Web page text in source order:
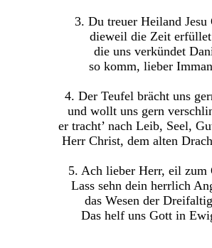
3. Du treuer Heiland Jesu
dieweil die Zeit
die uns verkündet
so komm, lieber
4. Der Teufel brächt uns
und wollt uns gern
er tracht’ nach Leib, Seel,
Herr Christ, dem alten
5. Ach lieber Herr, eil zum
Lass sehn dein herrlich
das Wesen der
Das helf uns Gott in